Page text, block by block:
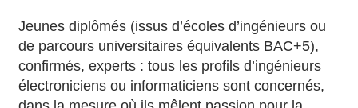
Jeunes diplômés (issus d’écoles d’ingénieurs ou
de parcours universitaires équivalents BAC+5),
confirmés, experts : tous les profils d’ingénieurs
électroniciens ou informaticiens sont concernés,